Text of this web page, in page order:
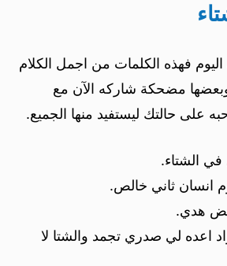
اليوم فهذه الكلمات من اجمل الكلام
مضحكة شاركه الآن مع
على حالتك ليستفيد منها الجميع.
الشتاء.
انسان ثاني خالص.
هدي.
اعده لي صدري تجمد والشتا لا